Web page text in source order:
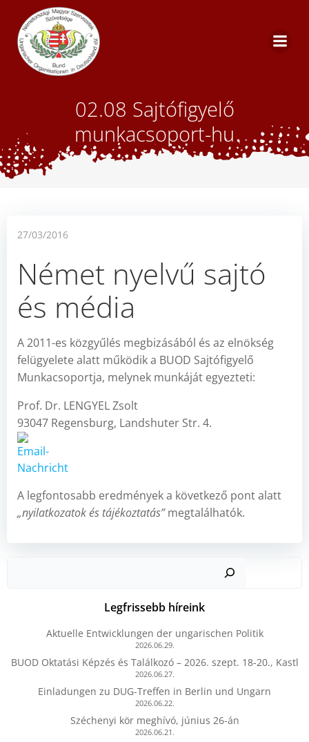
02.08 Sajtófigyelő
munkacsoport-hu
27/03/2016
Német nyelvű sajtó
és média
A 2011-es közgyűlés megbizásából és az elnökség
felügyelete alatt működik a BUOD Sajtófigyelő
Munkacsoportja, melynek munkáját egyezteti:
Prof. Dr. LENGYEL Zsolt
93047 Regensburg, Landshuter Str. 4.
A legfontosabb eredmények a következő pont alatt
„nyilatkozatok és tájékoztatás”megtalálhatók.
Legfrissebb híreink
Aktuelle Entwicklungen der ungarischen Politik
2026.06.29.
BUOD Oktatási Képzés és Találkozó – 2026. szept. 18-20., Kastl
2026.06.27.
Einladungen zu DUG-Treffen in Berlin und Ungarn
2026.06.22.
Széchenyi kör meghívó, június 26-án
2026.06.21.